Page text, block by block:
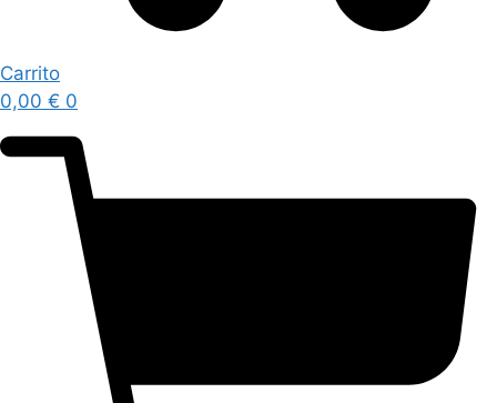
Carrito
0,00 € 0